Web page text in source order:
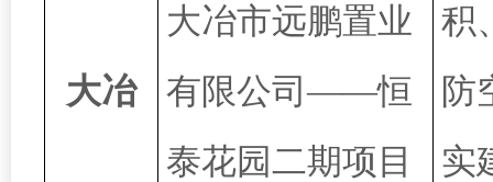
大冶
大冶市远鹏置业
有限公司——恒
泰花园二期项目
积
防
实